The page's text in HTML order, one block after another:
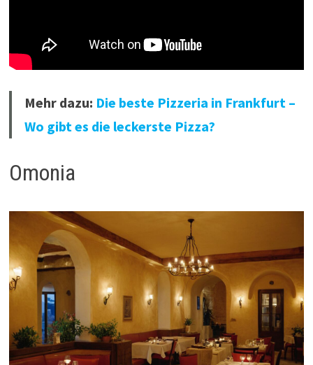
Mehr dazu: Die beste Pizzeria in Frankfurt –
Wo gibt es die leckerste Pizza?
Omonia